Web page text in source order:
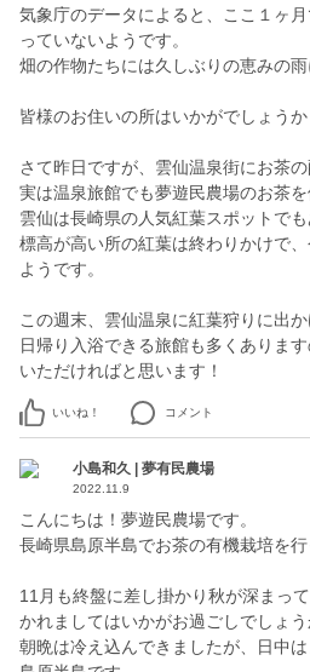
気象庁のデータによると、ここ１ヶ
っていないようです。
畑の作物たちには久しぶりの恵みの
皆様のお住いの所はいかがでしょうか
さて昨日ですが、雲仙温泉街にお茶の
実は温泉旅館でも夢遊民農場のお茶を
雲仙は長崎県の人気紅葉スポットでも
標高が高い所の紅葉は終わりかけで
ようです。
この週末、雲仙温泉に紅葉狩りに出
日帰り入浴できる旅館も多くありま
いただければと思います！
いいね！ コメント
小島和久 | 夢有民農場
2022.11.9
こんにちは！夢遊民農場です。
長崎県島原半島でお茶の有機栽培を行
11月も終盤に差し掛かり秋が深まっ
かれましてはいかがお過ごしでしょう
朝晩は冷え込んできましたが、日中